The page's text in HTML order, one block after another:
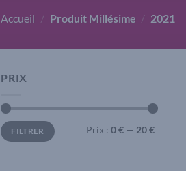
Accueil / Produit Millésime / 2021
PRIX
Prix
min
Prix
maxFILTRER Prix : 0 € — 20 €